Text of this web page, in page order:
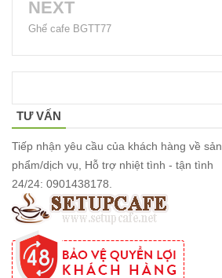
inox, chân
bàn ăn hot
trend 2023
trong suốt,
trong suốt
Ghế Eames
chân gỗ bọc
vải bố xanh
xám GLM27-
NEXT
Ghế cafe BGTT77
TƯ VẤN
Tiếp nhận yêu cầu của khách hàng về sản
phẩm/dịch vụ, Hỗ trợ nhiệt tình - tận tình
24/24: 0901438178.